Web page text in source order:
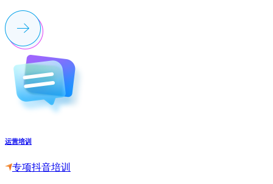
运营培训
专项抖音培训